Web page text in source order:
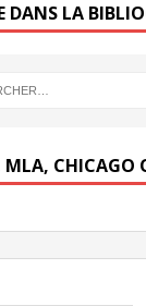
DANS LA
MLA, CHICAGO